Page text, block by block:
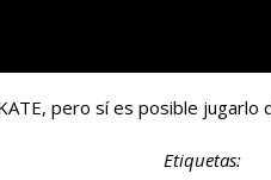
pero sí es posible
Etiquetas: